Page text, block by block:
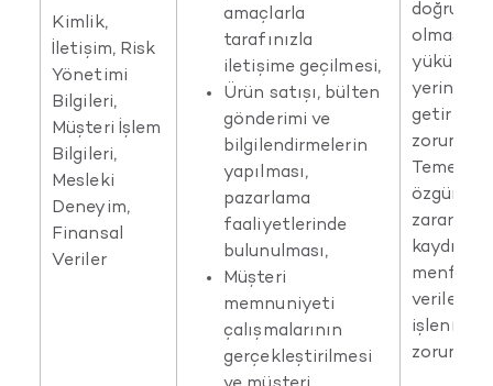
Kimlik,
İletişim, Risk
Yönetimi
Bilgileri,
Müşteri İşlem
Bilgileri,
Mesleki
Deneyim,
Finansal
Veriler
amaçlarla
tarafınızla
iletişime geçilmesi,
Ürün satışı, bülten
gönderimi ve
bilgilendirmelerin
yapılması,
pazarlama
faaliyetlerinde
bulunulması,
Müşteri
memnuniyeti
çalışmalarının
gerçekleştirilmesi
doğruya
olması,
yerine
zorunlu
Temel
zarar
kaydıyla
zorunlu